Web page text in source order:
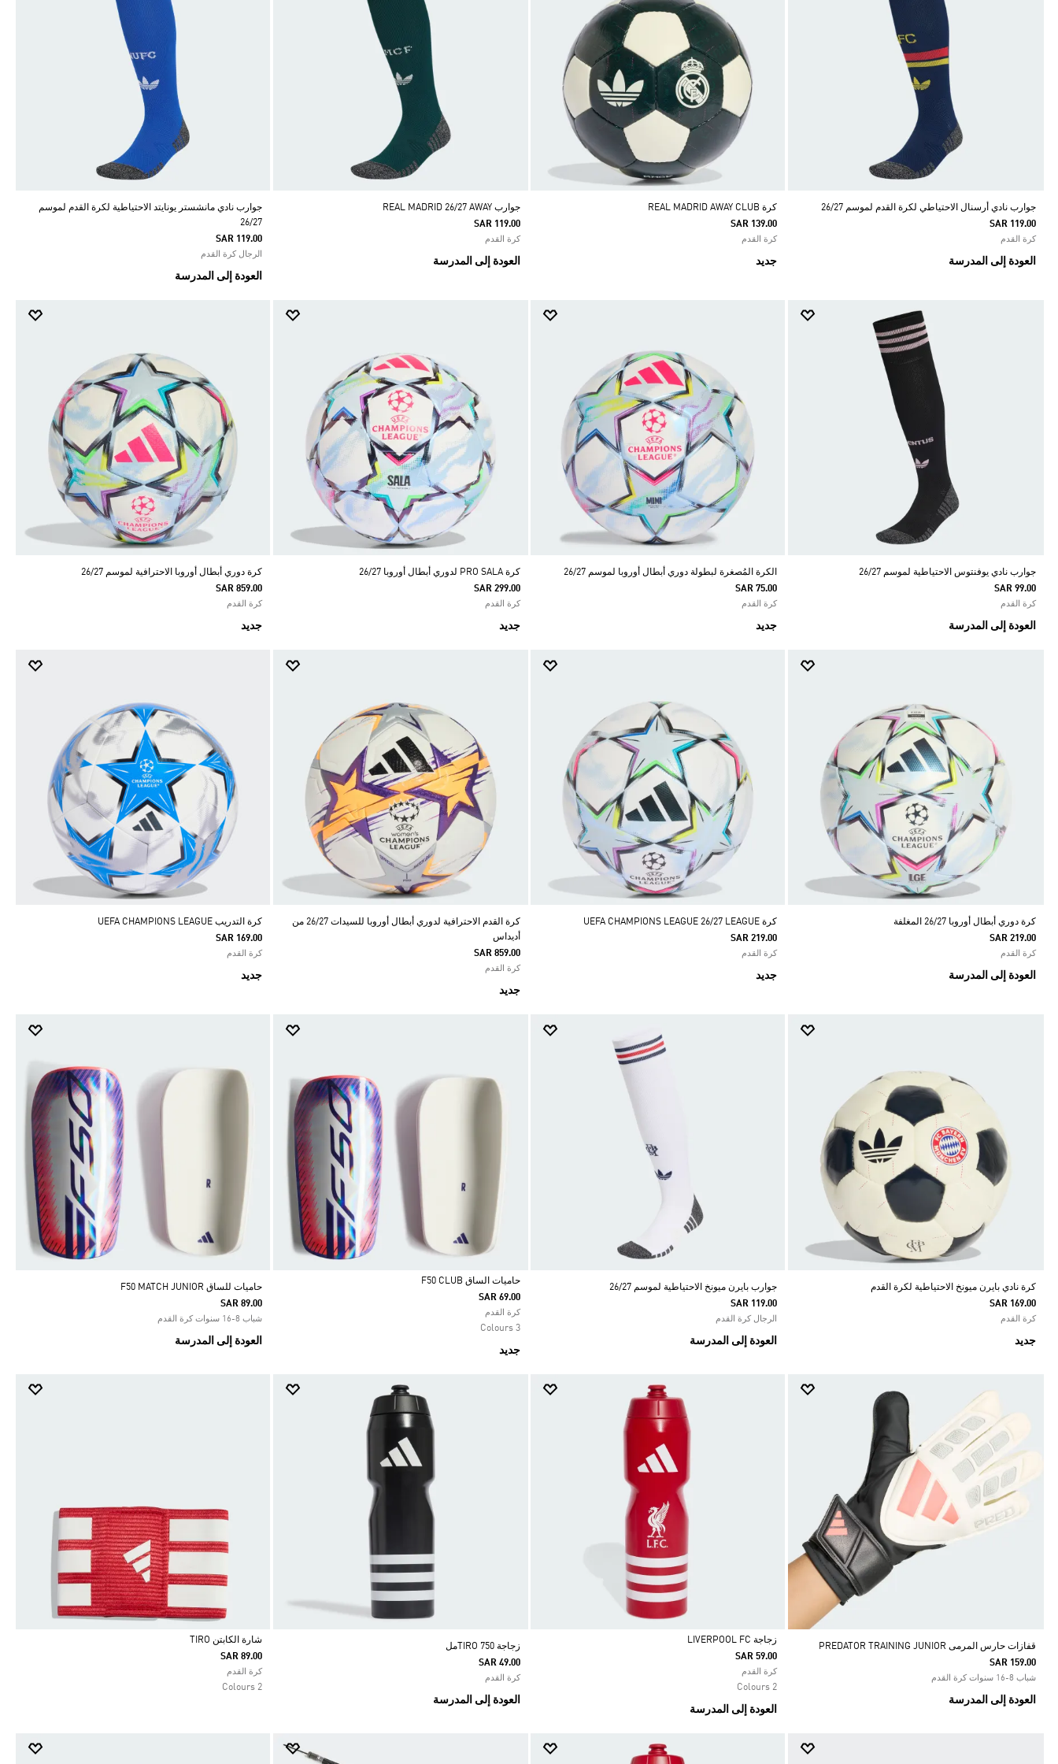
جوارب نادي أرسنال الاحتياطي لكرة القدم لموسم 26/27
SAR 119.00
كرة القدم
العودة إلى المدرسة
كرة REAL MADRID AWAY CLUB
SAR 139.00
كرة القدم
جديد
جوارب REAL MADRID 26/27 AWAY
SAR 119.00
كرة القدم
العودة إلى المدرسة
جوارب نادي مانشستر يونايتد الاحتياطية لكرة القدم لموسم
26/27
SAR 119.00
الرجال كرة القدم
العودة إلى المدرسة
جوارب نادي يوفنتوس الاحتياطية لموسم 26/27
SAR 99.00
كرة القدم
العودة إلى المدرسة
الكرة المُصغرة لبطولة دوري أبطال أوروبا لموسم 26/27
SAR 75.00
كرة القدم
جديد
كرة PRO SALA لدوري أبطال أوروبا 26/27
SAR 299.00
كرة القدم
جديد
كرة دوري أبطال أوروبا الاحترافية لموسم 26/27
SAR 859.00
كرة القدم
جديد
كرة دوري أبطال أوروبا 26/27 المغلفة
SAR 219.00
كرة القدم
العودة إلى المدرسة
كرة UEFA CHAMPIONS LEAGUE 26/27 LEAGUE
SAR 219.00
كرة القدم
جديد
كرة القدم الاحترافية لدوري أبطال أوروبا للسيدات 26/27 من
أديداس
SAR 859.00
كرة القدم
جديد
كرة التدريب UEFA CHAMPIONS LEAGUE
SAR 169.00
كرة القدم
جديد
كرة نادي بايرن ميونخ الاحتياطية لكرة القدم
SAR 169.00
كرة القدم
جديد
جوارب بايرن ميونخ الاحتياطية لموسم 26/27
SAR 119.00
الرجال كرة القدم
العودة إلى المدرسة
Selected
حاميات الساق F50 CLUB
SAR 69.00
كرة القدم
3 Colours
جديد
حاميات للساق F50 MATCH JUNIOR
SAR 89.00
شباب 8-16 سنوات كرة القدم
العودة إلى المدرسة
قفازات حارس المرمى PREDATOR TRAINING JUNIOR
SAR 159.00
شباب 8-16 سنوات كرة القدم
العودة إلى المدرسة
Selected
زجاجة LIVERPOOL FC
SAR 59.00
كرة القدم
2 Colours
العودة إلى المدرسة
زجاجة TIRO 750مل
SAR 49.00
كرة القدم
العودة إلى المدرسة
Selected
شارة الكابتن TIRO
SAR 89.00
كرة القدم
2 Colours